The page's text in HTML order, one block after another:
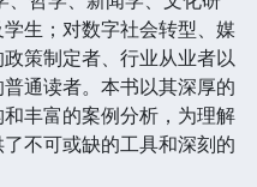
生；对数字社会转型、媒
策制定者、行业从业者以
通读者。本书以其深厚的
丰富的案例分析，为理解
不可或缺的工具和深刻的